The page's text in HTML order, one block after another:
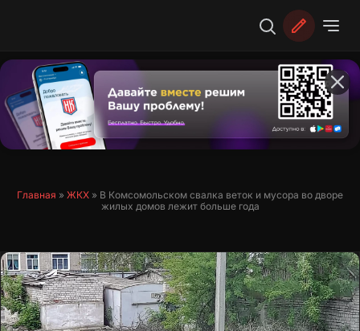
Главная » ЖКХ » В Комсомольском свалка веток и мусора во дворе
жилых домов лежит больше года